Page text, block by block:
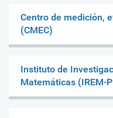
Centro de medición,
(CMEC)
Instituto de
Matemáticas (IREM-